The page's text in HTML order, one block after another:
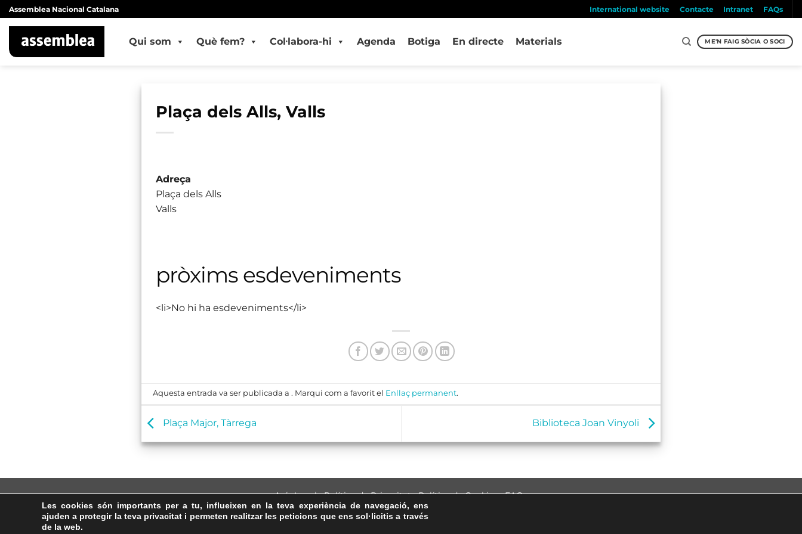
Skip
to
content
Assemblea Nacional Catalana International website Contacte Intranet FAQs
Qui som Què fem? Col·labora-hi Agenda Botiga En directe Materials ME'N FAIG SÒCIA O SOCI
Plaça dels Alls, Valls
Adreça
Plaça dels Alls
Valls
pròxims esdeveniments
<li>No hi ha esdeveniments</li>
Aquesta entrada va ser publicada a . Marqui com a favorit el Enllaç permanent.
Plaça Major, Tàrrega Biblioteca Joan Vinyoli
Avís Legal·Política de Privacitat·Política de Cookies·FAQs
ASSEMBLEA NACIONAL CATALANA
Les cookies són importants per a tu, influeixen en la teva experiència de navegació, ens
ajuden a protegir la teva privacitat i permeten realitzar les peticions que ens sol·licitis a través
de la web.